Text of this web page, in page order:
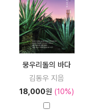
뭉우리돌의 바다
김동우 지음
18,000원 (10%)